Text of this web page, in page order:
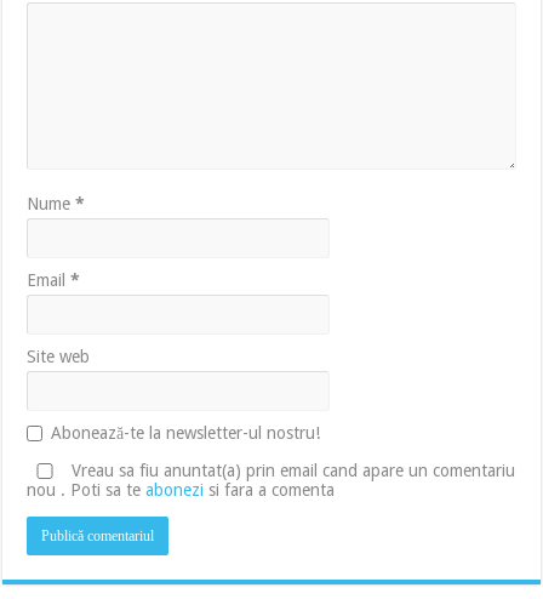
Nume*
Email*
Site web
Abonează-te la newsletter-ul nostru!
Vreau sa fiu anuntat(a) prin email cand apare un comentariu
nou . Poti sa teabonezi si fara a comenta